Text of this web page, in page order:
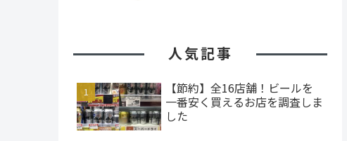
人気記事
【節約】全16店舗！ビールを
一番安く買えるお店を調査しま
した